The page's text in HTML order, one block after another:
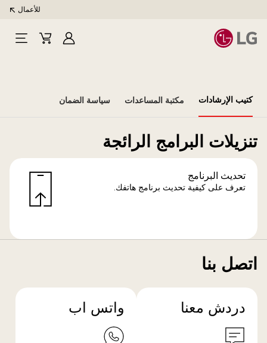
للأعمال
تسجيلCart
Open
كتيب الإرشادات مكتبة المساعدات سياسة الضمان
تنزيلات البرامج الرائجة
تحديث البرنامج
تعرف على كيفية تحديث برنامج هاتفك.
اتصل بنا
دردش معنا واتس اب